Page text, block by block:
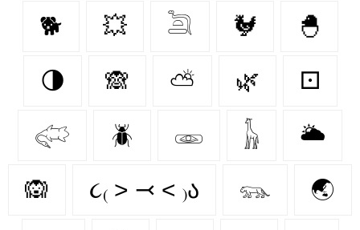
🐕 💥 𓆖 🐓 🐣
🌗 🙈 ⛅ 🌿 ⚀
𓅾 🪲 𓁾 𓃱 🌥️
🙉 ૮₍ ˃ ⤙ ˂ ₎ა 𓃮 🌏